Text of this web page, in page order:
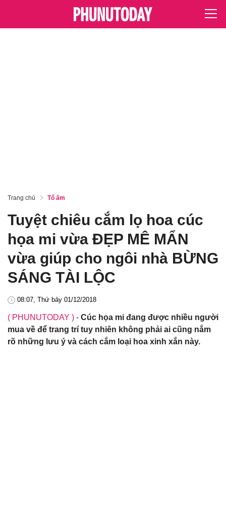
Trang chủ Tổ ấm
Tuyệt chiêu cắm lọ hoa cúc
họa mi vừa ĐẸP MÊ MẨN
vừa giúp cho ngôi nhà BỪNG
SÁNG TÀI LỘC
08:07, Thứ bảy 01/12/2018
( PHUNUTODAY ) - Cúc họa mi đang được nhiều người
mua về để trang trí tuy nhiên không phải ai cũng nắm
rõ những lưu ý và cách cắm loại hoa xinh xắn này.